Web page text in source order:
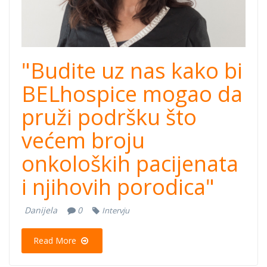
"Budite uz nas kako bi
BELhospice mogao da
pruži podršku što
većem broju
onkoloških pacijenata
i njihovih porodica"
Danijela 0 Intervju
Read More